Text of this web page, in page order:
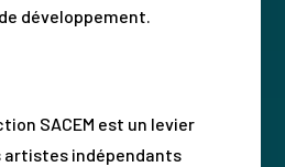
développement.
SACEM est un levier
artistes indépendants